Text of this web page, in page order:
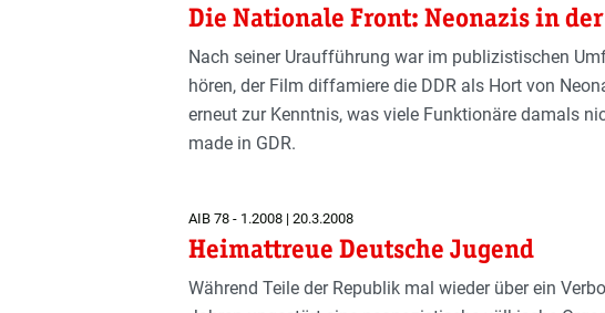
Die Nationale Front: Neonazis in der
Nach seiner Uraufführung war im publizistischen
hören, der Film diffamiere die DDR als Hort von
erneut zur Kenntnis, was viele Funktionäre damals
made in GDR.
AIB 78 - 1.2008 | 20.3.2008
Heimattreue Deutsche Jugend
Während Teile der Republik mal wieder über ein